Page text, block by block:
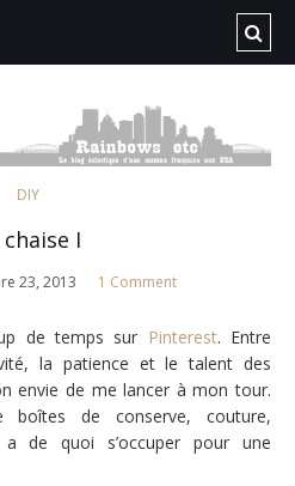
DIY
chaise I
23, 2013 1 Comment
de temps sur Pinterest. Entre
la patience et le talent des
envie de me lancer à mon tour.
boîtes de conserve, couture,
a de quoi s’occuper pour une